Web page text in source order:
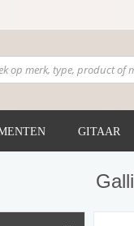
GITAAR
Galli